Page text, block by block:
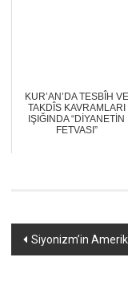
KUR’AN’DA TESBÎH VE
TAKDÎS KAVRAMLARI
IŞIĞINDA “DİYANETİN
FETVASI”
Yazı
Siyonizm’in